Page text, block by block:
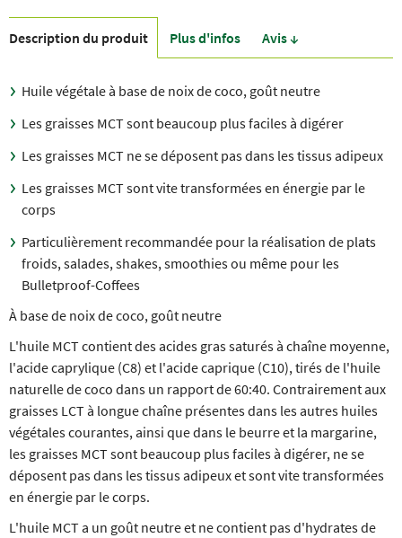
Description du produit Plus d'infos Avis ↓
Huile végétale à base de noix de coco, goût neutre
Les graisses MCT sont beaucoup plus faciles à digérer
Les graisses MCT ne se déposent pas dans les tissus adipeux
Les graisses MCT sont vite transformées en énergie par le
corps
Particulièrement recommandée pour la réalisation de plats
froids, salades, shakes, smoothies ou même pour les
Bulletproof-Coffees
À base de noix de coco, goût neutre
L'huile MCT contient des acides gras saturés à chaîne moyenne,
l'acide caprylique (C8) et l'acide caprique (C10), tirés de l'huile
naturelle de coco dans un rapport de 60:40. Contrairement aux
graisses LCT à longue chaîne présentes dans les autres huiles
végétales courantes, ainsi que dans le beurre et la margarine,
les graisses MCT sont beaucoup plus faciles à digérer, ne se
déposent pas dans les tissus adipeux et sont vite transformées
en énergie par le corps.
L'huile MCT a un goût neutre et ne contient pas d'hydrates de